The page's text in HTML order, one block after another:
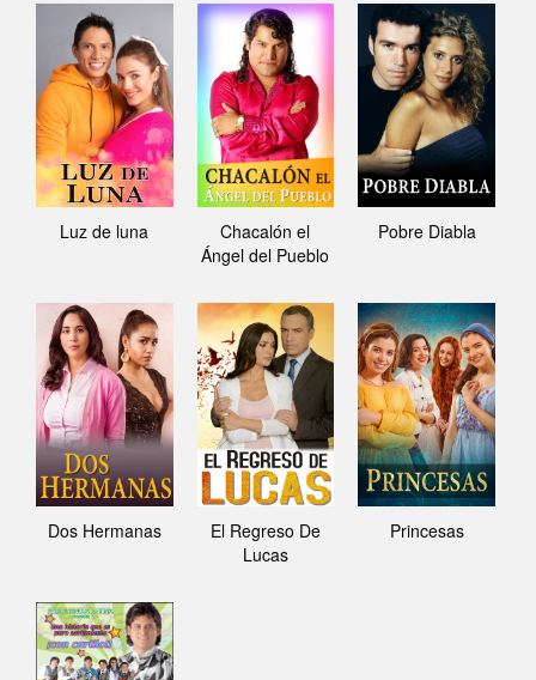
Luz de luna
Chacalón el
Ángel del Pueblo
Pobre Diabla
Dos Hermanas
El Regreso De
Lucas
Princesas